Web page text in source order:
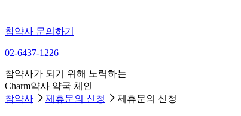
참약사 문의하기
02-6437-1226
참약사가 되기 위해 노력하는
Charm약사 약국 체인
참약사
제휴문의 신청 제휴문의 신청